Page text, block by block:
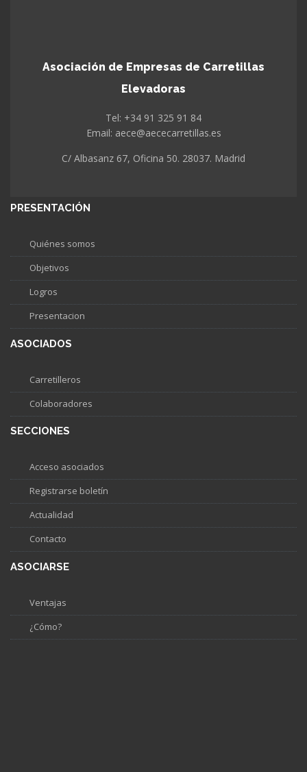
Asociación de Empresas de Carretillas
Elevadoras
Tel: +34 91 325 91 84
Email: aece@aececarretillas.es
C/ Albasanz 67, Oficina 50. 28037. Madrid
PRESENTACIÓN
Quiénes somos
Objetivos
Logros
Presentacion
ASOCIADOS
Carretilleros
Colaboradores
SECCIONES
Acceso asociados
Registrarse boletín
Actualidad
Contacto
ASOCIARSE
Ventajas
¿Cómo?